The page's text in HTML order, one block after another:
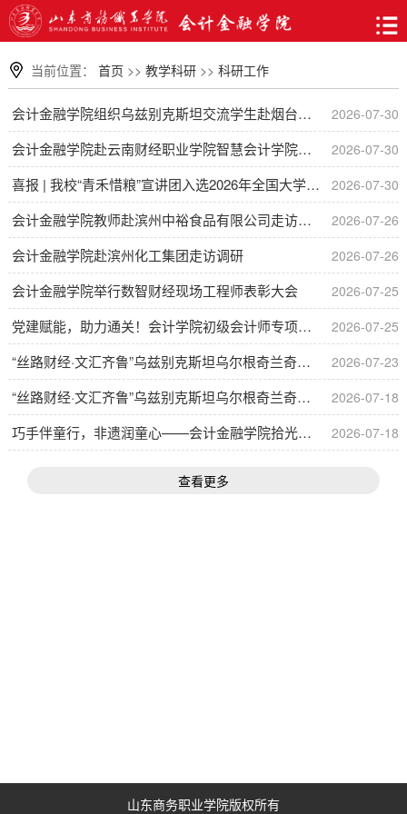
当前位置： 首页 >> 教学科研>> 科研工作
2026-07-30
会计金融学院组织乌兹别克斯坦交流学生赴烟台农商银行参观学习
2026-07-30
会计金融学院赴云南财经职业学院智慧会计学院开展走访调研
2026-07-30
喜报 | 我校“青禾惜粮”宣讲团入选2026年全国大学生“勤俭节约”宣讲活动
2026-07-26
会计金融学院教师赴滨州中裕食品有限公司走访调研
2026-07-26
会计金融学院赴滨州化工集团走访调研
2026-07-25
会计金融学院举行数智财经现场工程师表彰大会
2026-07-25
党建赋能，助力通关！会计学院初级会计师专项备考系列活动圆满收官
2026-07-23
“丝路财经·文汇齐鲁”乌兹别克斯坦乌尔根奇兰奇技术大学财经技能研修班顺利结
2026-07-18
“丝路财经·文汇齐鲁”乌兹别克斯坦乌尔根奇兰奇技术大学财经技能研修班顺利开班
2026-07-18
巧手伴童行，非遗润童心——会计金融学院拾光筑暖社会实践队开展手工公益课堂志愿活动
查看更多
山东商务职业学院版权所有